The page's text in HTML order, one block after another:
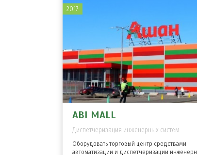
ABI MALL
Диспетчеризация инженерных систем
Оборудовать торговый центр средствами
автоматизации и диспетчеризации
2017